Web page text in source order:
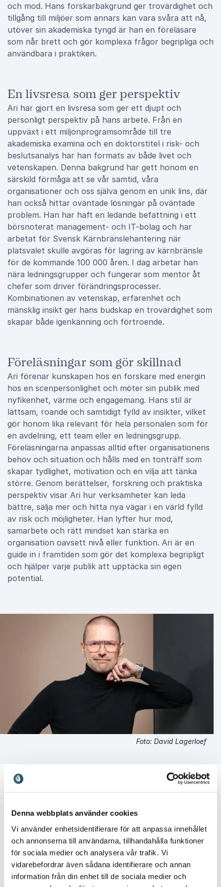
Denna webbplats använder cookies
Vi använder enhetsidentifierare för att anpassa innehållet
och annonserna till användarna, tillhandahålla funktioner
för sociala medier och analysera vår trafik. Vi
vidarebefordrar även sådana identifierare och annan
information från din enhet till de sociala medier och
och mod. Hans forskarbakgrund ger trovärdighet och
tillgång till miljöer som annars kan vara svåra att nå,
utöver sin akademiska tyngd är han en föreläsare
som når brett och gör komplexa frågor begripliga och
användbara i praktiken.
En livsresa som ger perspektiv
Ari har gjort en livsresa som ger ett djupt och
personligt perspektiv på hans arbete. Från en
uppväxt i ett miljonprogramsområde till tre
akademiska examina och en doktorstitel i risk- och
beslutsanalys har han formats av både livet och
vetenskapen. Denna bakgrund har gett honom en
särskild förmåga att se vår samtid, våra
organisationer och oss själva genom en unik lins, där
han också hittar oväntade lösningar på oväntade
problem. Han har haft en ledande befattning i ett
börsnoterat management- och IT-bolag och har
arbetat för Svensk Kärnbränslehantering när
platsvalet skulle avgöras för lagring av kärnbränsle
för de kommande 100 000 åren. I dag arbetar han
nära ledningsgrupper och fungerar som mentor åt
chefer som driver förändringsprocesser.
Kombinationen av vetenskap, erfarenhet och
mänsklig insikt ger hans budskap en trovärdighet som
skapar både igenkänning och förtroende.
Föreläsningar som gör skillnad
Ari förenar kunskapen hos en forskare med energin
hos en scenpersonlighet och möter sin publik med
nyfikenhet, värme och engagemang. Hans stil är
lättsam, roande och samtidigt fylld av insikter, vilket
gör honom lika relevant för hela personalen som för
en avdelning, ett team eller en ledningsgrupp.
Föreläsningarna anpassas alltid efter organisationens
behov och situation och hålls med en tonträff som
skapar tydlighet, motivation och en vilja att tänka
större. Genom berättelser, forskning och praktiska
perspektiv visar Ari hur verksamheter kan leda
bättre, sälja mer och hitta nya vägar i en värld fylld
av risk och möjligheter. Han lyfter hur mod,
samarbete och rätt mindset kan stärka en
organisation oavsett nivå eller funktion. Ari är en
guide in i framtiden som gör det komplexa begripligt
och hjälper varje publik att upptäcka sin egen
potential.
Foto: David Lagerloef
Kundrecensioner
5av5
Det blev kanonbra! Precis den inspirerande
slutföreläsning som jag efterfrågade.